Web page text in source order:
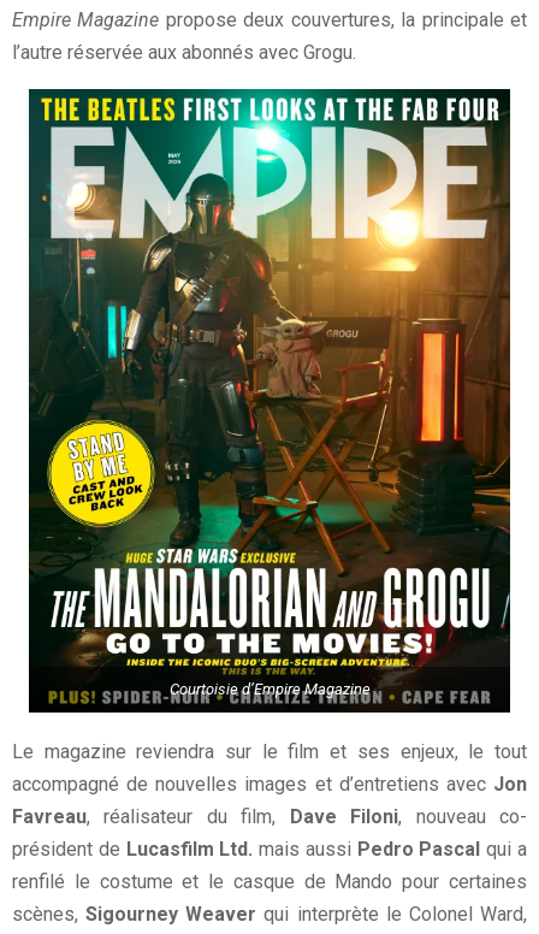
Empire Magazine propose deux couvertures, la principale et
l’autre réservée aux abonnés avec Grogu.
Courtoisie d’Empire Magazine
Le magazine reviendra sur le film et ses enjeux, le tout
accompagné de nouvelles images et d’entretiens avec Jon
Favreau, réalisateur du film, Dave Filoni, nouveau co-
président de Lucasfilm Ltd. mais aussi Pedro Pascal qui a
renfilé le costume et le casque de Mando pour certaines
scènes,Sigourney Weaver qui interprète le Colonel Ward,